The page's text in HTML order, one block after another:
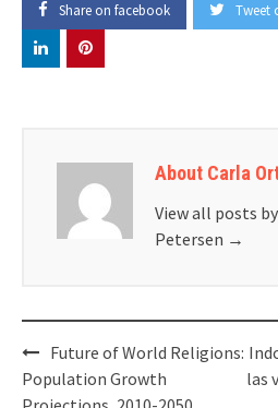
Share on facebook Tweet
About Carla
View all posts
Petersen →
Post
navigation
Future of World Religions:
Population Growth
las